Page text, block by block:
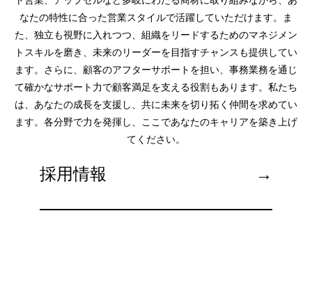
なたの特性に合った営業スタイルで活躍していただけます。ま
た、独立も視野に入れつつ、組織をリードするためのマネジメン
トスキルを磨き、未来のリーダーを目指すチャンスも提供してい
ます。さらに、顧客のアフターサポートを担い、事務業務を通じ
て確かなサポート力で顧客満足を支える役割もあります。私たち
は、あなたの成長を支援し、共に未来を切り拓く仲間を求めてい
ます。各分野で力を発揮し、ここであなたのキャリアを築き上げ
てください。
採用情報 →